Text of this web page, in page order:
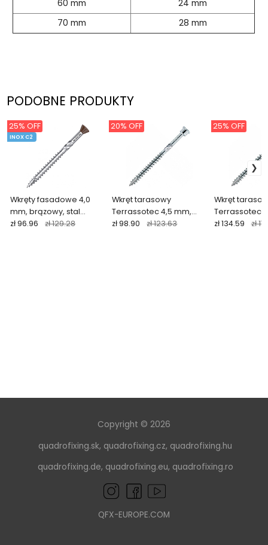
60 mm
24 mm
70 mm
28 mm
PODOBNE PRODUKTY
Wkręty fasadowe 4,0
mm, brązowy, stal
nierdzewna C2,
INOX C2
25% OFF
zł 96.96 zł 129.28
Wkręt tarasowy
Terrassotec 4,5 mm,
stal nierdzewna C1, (200
20% OFF
zł 98.90 zł 123.63
Wkręt
Terrassotec
stal
25% OFF
zł 134.59 zł
Copyright © 2026
quadrofixing.sk, quadrofixing.cz, quadrofixing.hu
quadrofixing.de, quadrofixing.eu, quadrofixing.ro
QFX-EUROPE.COM